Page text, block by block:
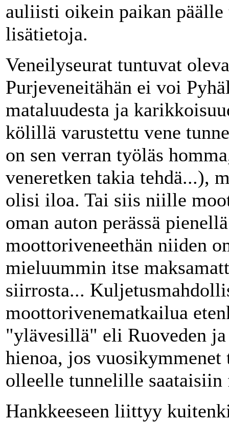
auliisti oikein paikan
lisätietoja.
Veneilyseurat tuntuvat
Purjeveneitähän ei voi
mataluudesta ja
kölillä varustettu vene
on sen verran työläs
veneretken takia tehdä...),
olisi iloa. Tai siis niille
oman auton perässä
moottoriveneethän niiden
mieluummin itse
siirrosta...
moottorivenematkailua
"ylävesillä" eli Ruoveden
hienoa, jos
olleelle tunnelille
Hankkeeseen liittyy